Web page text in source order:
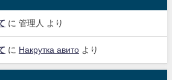
に 管理人 より
に Накрутка авито より